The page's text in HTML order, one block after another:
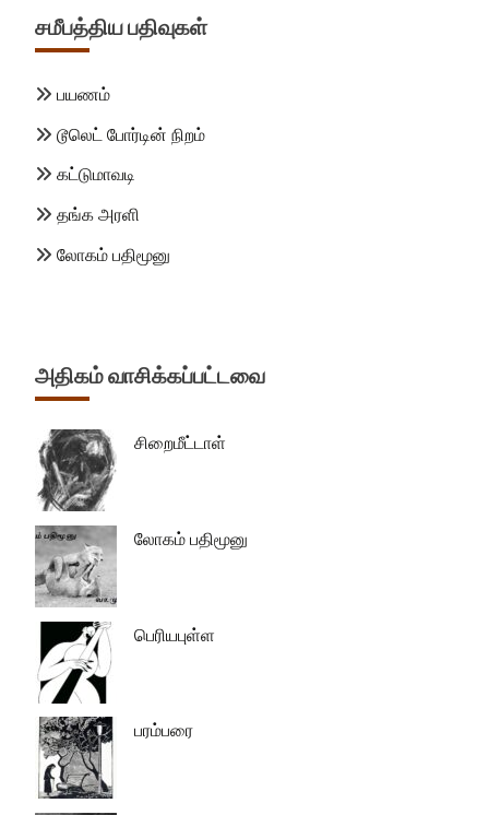
சமீபத்திய பதிவுகள்
பயணம்
டூலெட் போர்டின் நிறம்
கட்டுமாவடி
தங்க அரளி
லோகம் பதிமூனு
அதிகம் வாசிக்கப்பட்டவை
சிறைமீட்டாள்
லோகம் பதிமூனு
பெரியபுள்ள
பரம்பரை